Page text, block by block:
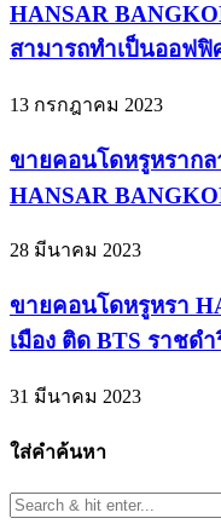
HANSAR
สามารถทำเป็นออฟฟิ
13 กรกฎาคม 2023
ขายคอนโดหรูหรากล
HANSAR
28 มีนาคม 2023
ขายคอนโดหรูหรา
เมือง ติด BTS ราชด
31 มีนาคม 2023
ใส่คำค้นหา